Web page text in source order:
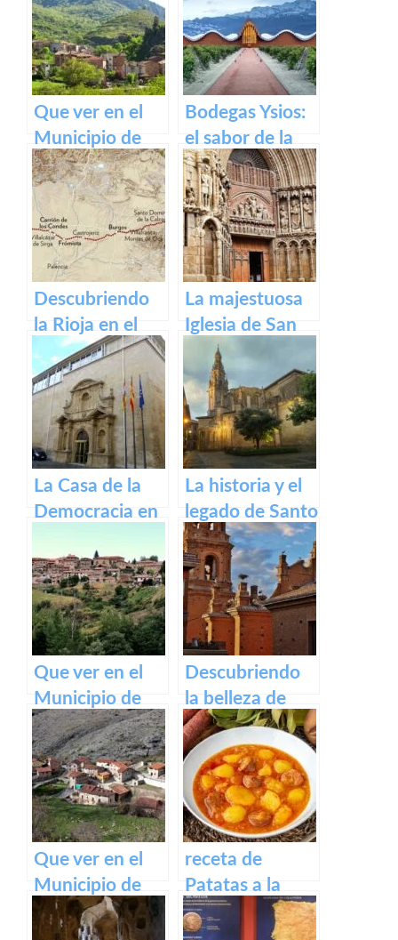
Que ver en el
Municipio de
Ventrosa de La
Rioja
Bodegas Ysios:
el sabor de la
excelencia en
vinos
Descubriendo
la Rioja en el
Camino de
Santiago
Francés
La majestuosa
Iglesia de San
Bartolomé en
Logroño
La Casa de la
Democracia en
Parlamento de
La Rioja
La historia y el
legado de Santo
Domingo de la
Calzada
Que ver en el
Municipio de
Lumbreras de
Cameros de La
Rioja
Descubriendo
la belleza de
Alfaro: un
recorrido por el
pueblo riojano
Que ver en el
Municipio de
Gallinero de
receta de
Patatas a la
riojana